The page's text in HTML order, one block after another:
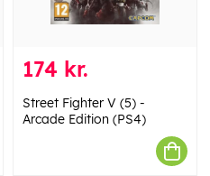
174 kr.
Street Fighter V (5) -
Arcade Edition (PS4)